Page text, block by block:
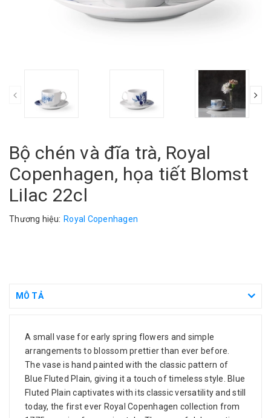
Bộ chén và đĩa trà, Royal
Copenhagen, họa tiết Blomst
Lilac 22cl
Thương hiệu: Royal Copenhagen
MÔ TẢ
A small vase for early spring flowers and simple
arrangements to blossom prettier than ever before.
The vase is hand painted with the classic pattern of
Blue Fluted Plain, giving it a touch of timeless style. Blue
Fluted Plain captivates with its classic versatility and still
today, the first ever Royal Copenhagen collection from